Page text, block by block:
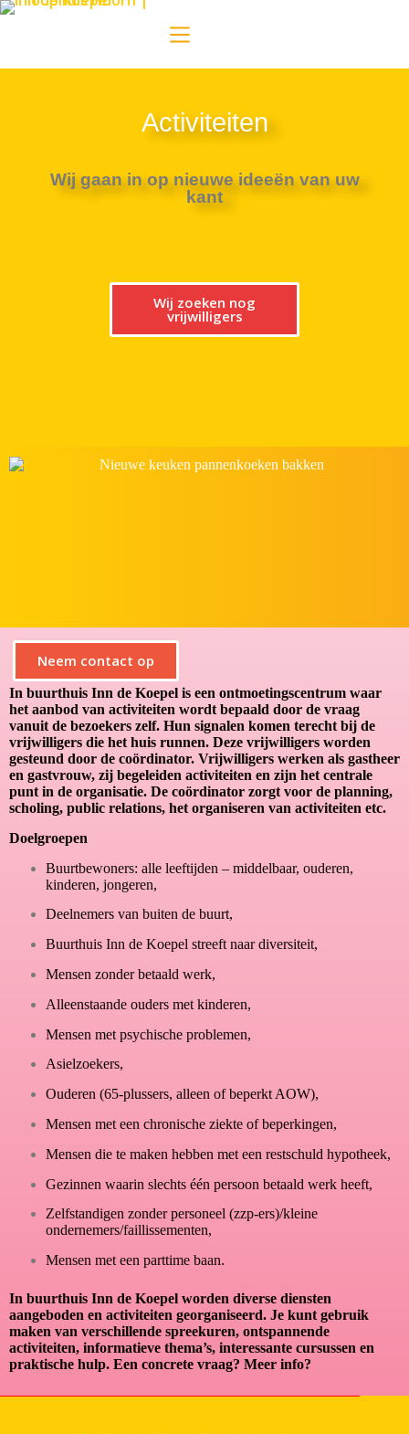
Activiteiten
Wij gaan in op nieuwe ideeën van uw
kant
Wij zoeken nog
vrijwilligers
Neem contact op
In buurthuis Inn de Koepel is een ontmoetingscentrum waar
het aanbod van activiteiten wordt bepaald door de vraag
vanuit de bezoekers zelf. Hun signalen komen terecht bij de
vrijwilligers die het huis runnen. Deze vrijwilligers worden
gesteund door de coördinator. Vrijwilligers werken als gastheer
en gastvrouw, zij begeleiden activiteiten en zijn het centrale
punt in de organisatie. De coördinator zorgt voor de planning,
scholing, public relations, het organiseren van activiteiten etc.
Doelgroepen
Buurtbewoners: alle leeftijden – middelbaar, ouderen,
kinderen, jongeren,
Deelnemers van buiten de buurt,
Buurthuis Inn de Koepel streeft naar diversiteit,
Mensen zonder betaald werk,
Alleenstaande ouders met kinderen,
Mensen met psychische problemen,
Asielzoekers,
Ouderen (65-plussers, alleen of beperkt AOW),
Mensen met een chronische ziekte of beperkingen,
Mensen die te maken hebben met een restschuld hypotheek,
Gezinnen waarin slechts één persoon betaald werk heeft,
Zelfstandigen zonder personeel (zzp-ers)/kleine
ondernemers/faillissementen,
Mensen met een parttime baan.
In buurthuis Inn de Koepel worden diverse diensten
aangeboden en activiteiten georganiseerd. Je kunt gebruik
maken van verschillende spreekuren, ontspannende
activiteiten, informatieve thema’s, interessante cursussen en
praktische hulp. Een concrete vraag? Meer info?